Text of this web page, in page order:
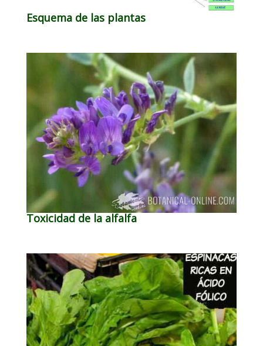
Esquema de las plantas
Toxicidad de la alfalfa